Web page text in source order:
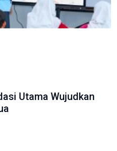
Utama Wujudkan